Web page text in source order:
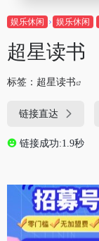
娱乐休闲 娱乐休闲
超星读书
标签： 超星读书
链接直达
链接成功:1.9秒